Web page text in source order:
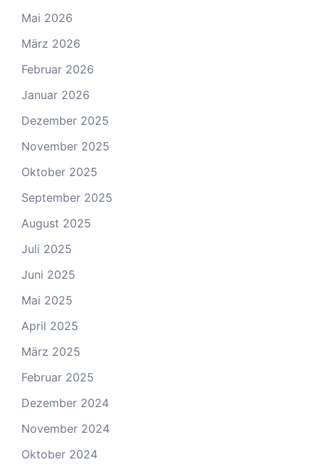
Mai 2026
März 2026
Februar 2026
Januar 2026
Dezember 2025
November 2025
Oktober 2025
September 2025
August 2025
Juli 2025
Juni 2025
Mai 2025
April 2025
März 2025
Februar 2025
Dezember 2024
November 2024
Oktober 2024